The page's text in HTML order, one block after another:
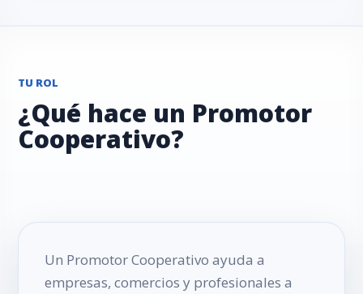
TU ROL
¿Qué hace un Promotor
Cooperativo?
Un Promotor Cooperativo ayuda a
empresas, comercios y profesionales a